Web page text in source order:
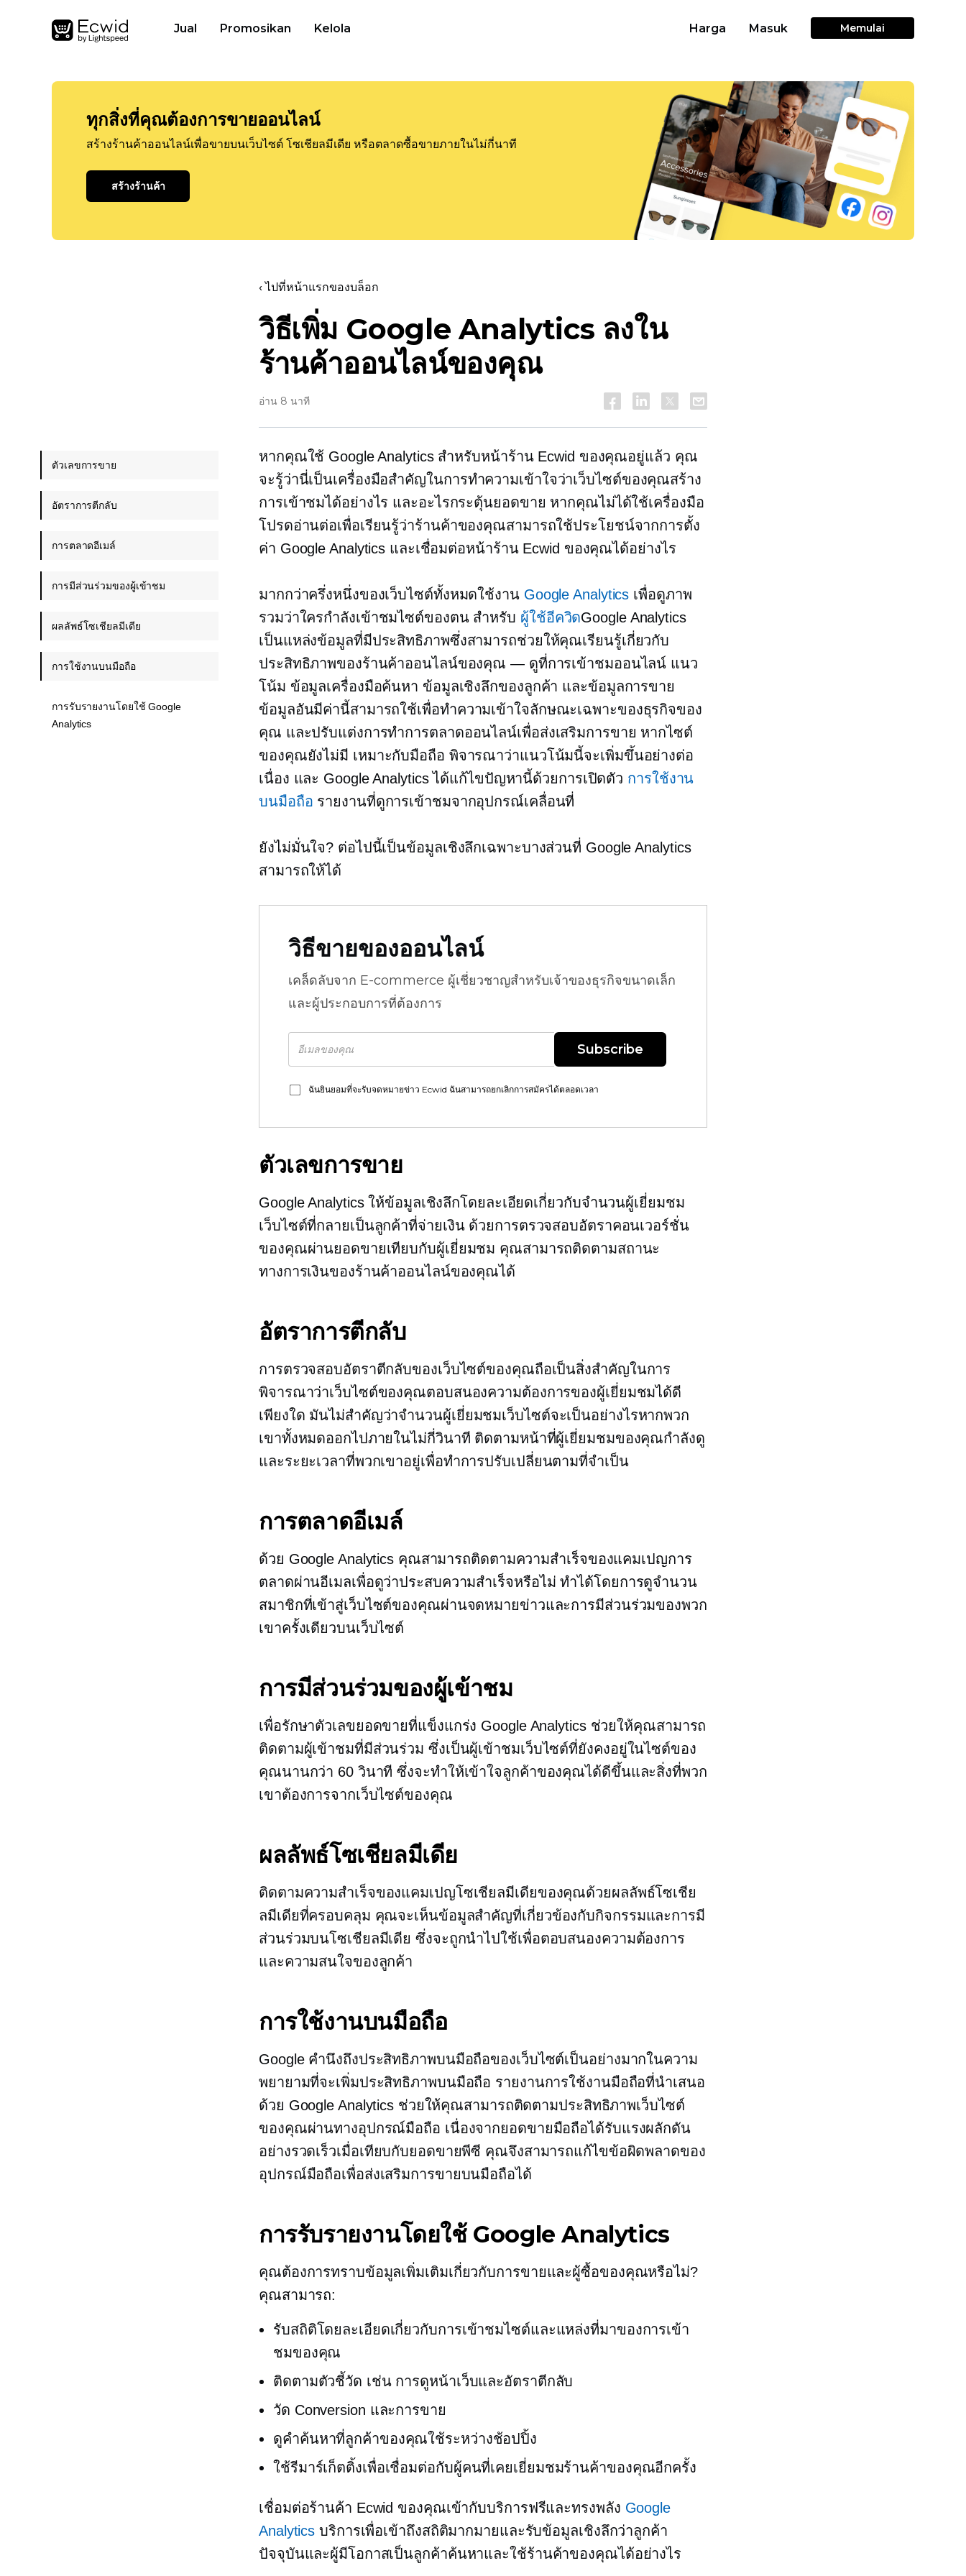
Jual Promosikan Kelola Harga Masuk Memulai
ทุกสิ่งที่คุณต้องการขายออนไลน์
สร้างร้านค้าออนไลน์เพื่อขายบนเว็บไซต์ โซเชียลมีเดีย หรือตลาดซื้อขายภายในไม่กี่นาที
สร้างร้านค้า
‹ ไปที่หน้าแรกของบล็อก
วิธีเพิ่ม Google Analytics ลงใน
ร้านค้าออนไลน์ของคุณ
อ่าน 8 นาที
หากคุณใช้ Google Analytics สำหรับหน้าร้าน Ecwid ของคุณอยู่แล้ว คุณ
จะรู้ว่านี่เป็นเครื่องมือสำคัญในการทำความเข้าใจว่าเว็บไซต์ของคุณสร้าง
การเข้าชมได้อย่างไร และอะไรกระตุ้นยอดขาย หากคุณไม่ได้ใช้เครื่องมือ
โปรดอ่านต่อเพื่อเรียนรู้ว่าร้านค้าของคุณสามารถใช้ประโยชน์จากการตั้ง
ค่า Google Analytics และเชื่อมต่อหน้าร้าน Ecwid ของคุณได้อย่างไร
มากกว่าครึ่งหนึ่งของเว็บไซต์ทั้งหมดใช้งาน Google Analytics เพื่อดูภาพ
รวมว่าใครกำลังเข้าชมไซต์ของตน สำหรับ ผู้ใช้อีควิดGoogle Analytics
เป็นแหล่งข้อมูลที่มีประสิทธิภาพซึ่งสามารถช่วยให้คุณเรียนรู้เกี่ยวกับ
ประสิทธิภาพของร้านค้าออนไลน์ของคุณ — ดูที่การเข้าชมออนไลน์ แนว
โน้ม ข้อมูลเครื่องมือค้นหา ข้อมูลเชิงลึกของลูกค้า และข้อมูลการขาย
ข้อมูลอันมีค่านี้สามารถใช้เพื่อทำความเข้าใจลักษณะเฉพาะของธุรกิจของ
คุณ และปรับแต่งการทำการตลาดออนไลน์เพื่อส่งเสริมการขาย หากไซต์
ของคุณยังไม่มี เหมาะกับมือถือ พิจารณาว่าแนวโน้มนี้จะเพิ่มขึ้นอย่างต่อ
เนื่อง และ Google Analytics ได้แก้ไขปัญหานี้ด้วยการเปิดตัว การใช้งาน
บนมือถือ รายงานที่ดูการเข้าชมจากอุปกรณ์เคลื่อนที่
ยังไม่มั่นใจ? ต่อไปนี้เป็นข้อมูลเชิงลึกเฉพาะบางส่วนที่ Google Analytics
สามารถให้ได้
วิธีขายของออนไลน์
เคล็ดลับจาก E-commerce ผู้เชี่ยวชาญสำหรับเจ้าของธุรกิจขนาดเล็ก
และผู้ประกอบการที่ต้องการ
Subscribe
ฉันยินยอมที่จะรับจดหมายข่าว Ecwid ฉันสามารถยกเลิกการสมัครได้ตลอดเวลา
ตัวเลขการขาย
Google Analytics ให้ข้อมูลเชิงลึกโดยละเอียดเกี่ยวกับจำนวนผู้เยี่ยมชม
เว็บไซต์ที่กลายเป็นลูกค้าที่จ่ายเงิน ด้วยการตรวจสอบอัตราคอนเวอร์ชั่น
ของคุณผ่านยอดขายเทียบกับผู้เยี่ยมชม คุณสามารถติดตามสถานะ
ทางการเงินของร้านค้าออนไลน์ของคุณได้
อัตราการตีกลับ
การตรวจสอบอัตราตีกลับของเว็บไซต์ของคุณถือเป็นสิ่งสำคัญในการ
พิจารณาว่าเว็บไซต์ของคุณตอบสนองความต้องการของผู้เยี่ยมชมได้ดี
เพียงใด มันไม่สำคัญว่าจำนวนผู้เยี่ยมชมเว็บไซต์จะเป็นอย่างไรหากพวก
เขาทั้งหมดออกไปภายในไม่กี่วินาที ติดตามหน้าที่ผู้เยี่ยมชมของคุณกำลังดู
และระยะเวลาที่พวกเขาอยู่เพื่อทำการปรับเปลี่ยนตามที่จำเป็น
การตลาดอีเมล์
ด้วย Google Analytics คุณสามารถติดตามความสำเร็จของแคมเปญการ
ตลาดผ่านอีเมลเพื่อดูว่าประสบความสำเร็จหรือไม่ ทำได้โดยการดูจำนวน
สมาชิกที่เข้าสู่เว็บไซต์ของคุณผ่านจดหมายข่าวและการมีส่วนร่วมของพวก
เขาครั้งเดียวบนเว็บไซต์
การมีส่วนร่วมของผู้เข้าชม
เพื่อรักษาตัวเลขยอดขายที่แข็งแกร่ง Google Analytics ช่วยให้คุณสามารถ
ติดตามผู้เข้าชมที่มีส่วนร่วม ซึ่งเป็นผู้เข้าชมเว็บไซต์ที่ยังคงอยู่ในไซต์ของ
คุณนานกว่า 60 วินาที ซึ่งจะทำให้เข้าใจลูกค้าของคุณได้ดีขึ้นและสิ่งที่พวก
เขาต้องการจากเว็บไซต์ของคุณ
ผลลัพธ์โซเชียลมีเดีย
ติดตามความสำเร็จของแคมเปญโซเชียลมีเดียของคุณด้วยผลลัพธ์โซเชีย
ลมีเดียที่ครอบคลุม คุณจะเห็นข้อมูลสำคัญที่เกี่ยวข้องกับกิจกรรมและการมี
ส่วนร่วมบนโซเชียลมีเดีย ซึ่งจะถูกนำไปใช้เพื่อตอบสนองความต้องการ
และความสนใจของลูกค้า
การใช้งานบนมือถือ
Google คำนึงถึงประสิทธิภาพบนมือถือของเว็บไซต์เป็นอย่างมากในความ
พยายามที่จะเพิ่มประสิทธิภาพบนมือถือ รายงานการใช้งานมือถือที่นำเสนอ
ด้วย Google Analytics ช่วยให้คุณสามารถติดตามประสิทธิภาพเว็บไซต์
ของคุณผ่านทางอุปกรณ์มือถือ เนื่องจากยอดขายมือถือได้รับแรงผลักดัน
อย่างรวดเร็วเมื่อเทียบกับยอดขายพีซี คุณจึงสามารถแก้ไขข้อผิดพลาดของ
อุปกรณ์มือถือเพื่อส่งเสริมการขายบนมือถือได้
การรับรายงานโดยใช้ Google Analytics
คุณต้องการทราบข้อมูลเพิ่มเติมเกี่ยวกับการขายและผู้ซื้อของคุณหรือไม่?
คุณสามารถ:
รับสถิติโดยละเอียดเกี่ยวกับการเข้าชมไซต์และแหล่งที่มาของการเข้า
ชมของคุณ
ติดตามตัวชี้วัด เช่น การดูหน้าเว็บและอัตราตีกลับ
วัด Conversion และการขาย
ดูคำค้นหาที่ลูกค้าของคุณใช้ระหว่างช้อปปิ้ง
ใช้รีมาร์เก็ตติ้งเพื่อเชื่อมต่อกับผู้คนที่เคยเยี่ยมชมร้านค้าของคุณอีกครั้ง
เชื่อมต่อร้านค้า Ecwid ของคุณเข้ากับบริการฟรีและทรงพลัง Google
Analytics บริการเพื่อเข้าถึงสถิติมากมายและรับข้อมูลเชิงลึกว่าลูกค้า
ปัจจุบันและผู้มีโอกาสเป็นลูกค้าค้นหาและใช้ร้านค้าของคุณได้อย่างไร
ตัวเลขการขาย
อัตราการตีกลับ
การตลาดอีเมล์
การมีส่วนร่วมของผู้เข้าชม
ผลลัพธ์โซเชียลมีเดีย
การใช้งานบนมือถือ
การรับรายงานโดยใช้ Google
Analytics